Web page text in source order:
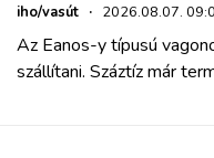
iho/vasút · 2026.08.07.
Az Eanos-y típusú
szállítani. Száztíz már